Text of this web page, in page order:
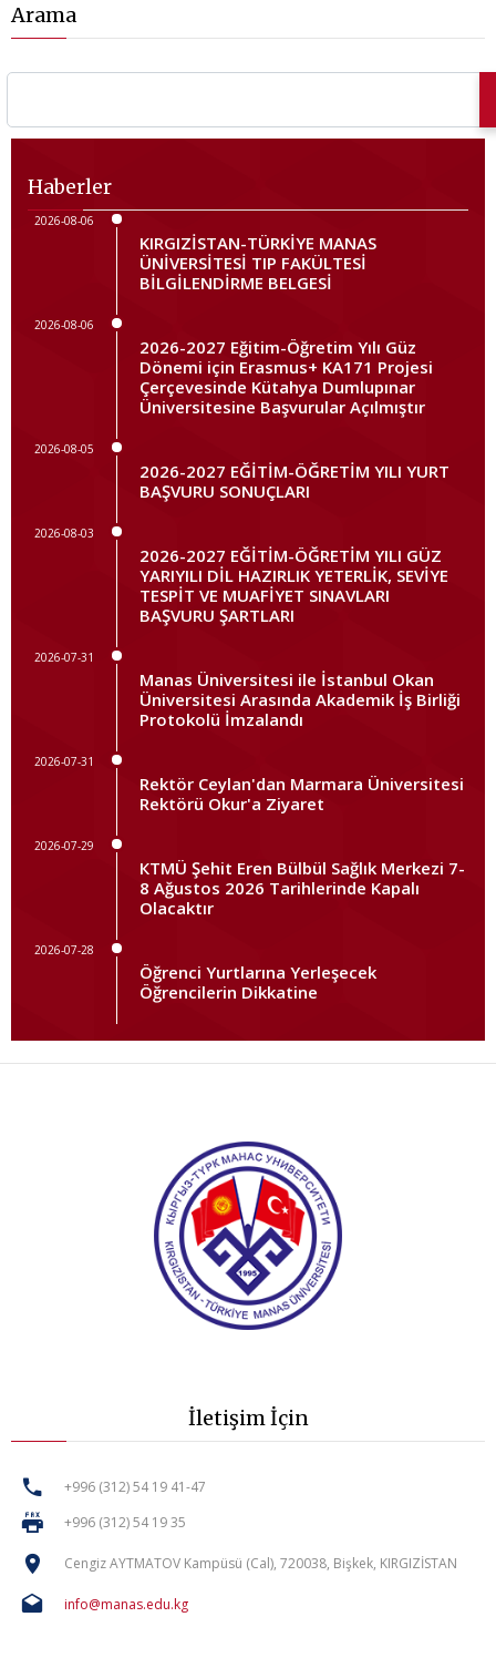
Arama
Haberler
2026-08-06
KIRGIZİSTAN-TÜRKİYE MANAS
ÜNİVERSİTESİ TIP FAKÜLTESİ
BİLGİLENDİRME BELGESİ
2026-08-06
2026-2027 Eğitim-Öğretim Yılı Güz
Dönemi için Erasmus+ KA171 Projesi
Çerçevesinde Kütahya Dumlupınar
Üniversitesine Başvurular Açılmıştır
2026-08-05
2026-2027 EĞİTİM-ÖĞRETİM YILI YURT
BAŞVURU SONUÇLARI
2026-08-03
2026-2027 EĞİTİM-ÖĞRETİM YILI GÜZ
YARIYILI DİL HAZIRLIK YETERLİK, SEVİYE
TESPİT VE MUAFİYET SINAVLARI
BAŞVURU ŞARTLARI
2026-07-31
Manas Üniversitesi ile İstanbul Okan
Üniversitesi Arasında Akademik İş Birliği
Protokolü İmzalandı
2026-07-31
Rektör Ceylan'dan Marmara Üniversitesi
Rektörü Okur'a Ziyaret
2026-07-29
КTMÜ Şehit Eren Bülbül Sağlık Merkezi 7-
8 Ağustos 2026 Tarihlerinde Kapalı
Olacaktır
2026-07-28
Öğrenci Yurtlarına Yerleşecek
Öğrencilerin Dikkatine
İletişim İçin
+996 (312) 54 19 41-47
+996 (312) 54 19 35
Cengiz AYTMATOV Kampüsü (Cal), 720038, Bişkek, KIRGIZİSTAN
info@manas.edu.kg